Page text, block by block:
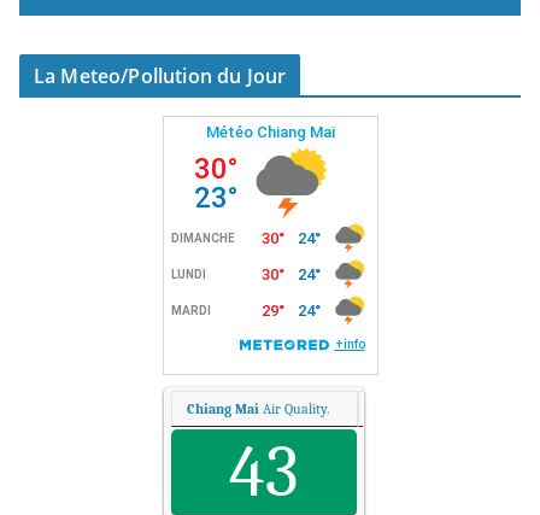
La Meteo/Pollution du Jour
Chiang Mai Air Quality.
43